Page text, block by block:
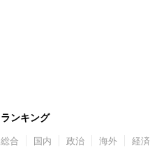
ランキング
総合 国内 政治 海外 経済